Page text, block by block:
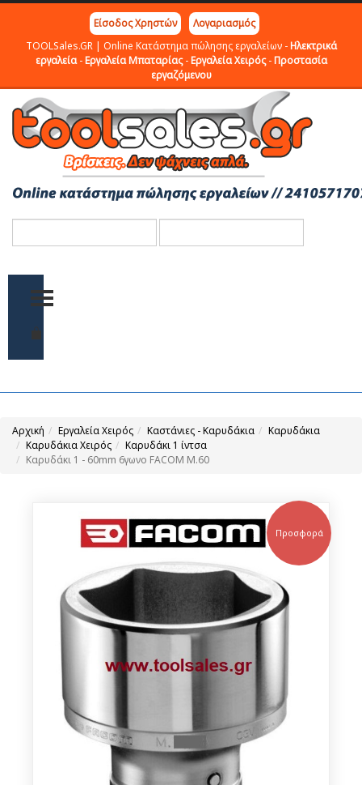
Είσοδος Χρηστών
Λογαριασμός
TOOLSales.GR | Online Κατάστημα πώλησης εργαλείων -Ηλεκτρικά
εργαλεία-Εργαλεία Μπαταρίας-Εργαλεία Χειρός-Προστασία
εργαζόμενου
TOGGLE MENU
Αρχική Εργαλεία Χειρός Καστάνιες - Καρυδάκια
Καρυδάκια
Καρυδάκια Χειρός
Καρυδάκι 1 ίντσα
Καρυδάκι 1 - 60mm 6γωνο FACOM M.60
Προσφορά